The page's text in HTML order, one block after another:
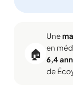
🏠
Une
en
6,4
de